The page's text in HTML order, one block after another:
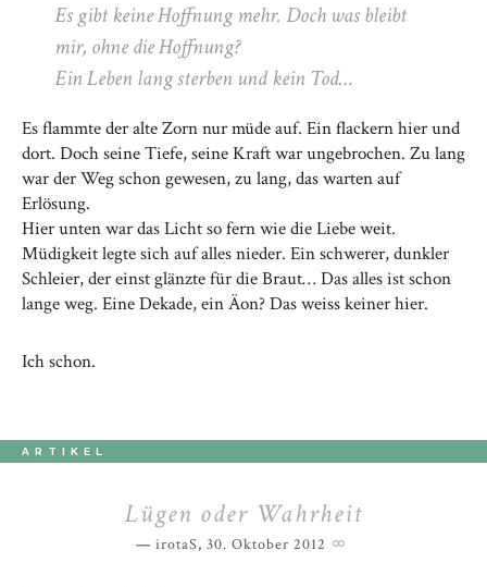
Es gibt keine Hoffnung mehr. Doch was bleibt
mir, ohne die Hoffnung?
Ein Leben lang sterben und kein Tod…
Es flammte der alte Zorn nur müde auf. Ein flackern hier und
dort. Doch seine Tiefe, seine Kraft war ungebrochen. Zu lang
war der Weg schon gewesen, zu lang, das warten auf
Erlösung.
Hier unten war das Licht so fern wie die Liebe weit.
Müdigkeit legte sich auf alles nieder. Ein schwerer, dunkler
Schleier, der einst glänzte für die Braut… Das alles ist schon
lange weg. Eine Dekade, ein Äon? Das weiss keiner hier.
Ich schon.
ARTIKEL
Lügen oder Wahrheit
irotaS, 30. Oktober 2012